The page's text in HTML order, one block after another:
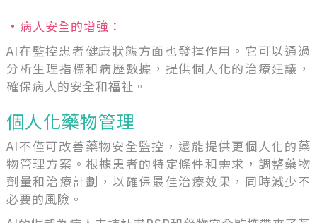
•病人安全的增強：
AI在監控患者健康狀態方面也發揮作用。它可以通過
分析生理指標和病歷數據，提供個人化的治療建議，
確保病人的安全和福祉。
個人化藥物管理
AI不僅可改善藥物安全監控，還能提供更個人化的藥
物管理方案。根據患者的特定條件和需求，調整藥物
劑量和治療計劃，以確保最佳治療效果，同時減少不
必要的風險。